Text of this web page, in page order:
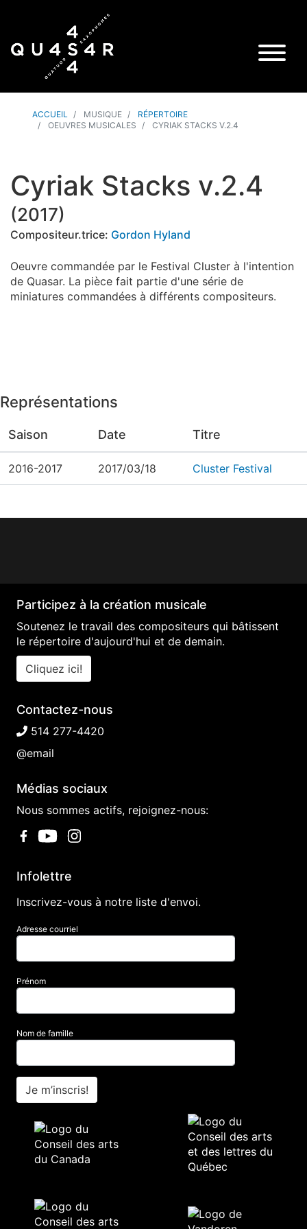
ACCUEIL MUSIQUE
RÉPERTOIRE
OEUVRES MUSICALES
CYRIAK STACKS V.2.4
Cyriak Stacks v.2.4
(2017)
Compositeur.trice: Gordon Hyland
Oeuvre commandée par le Festival Cluster à l'intention
de Quasar. La pièce fait partie d'une série de
miniatures commandées à différents compositeurs.
Représentations
Saison Date Titre
2016-2017 2017/03/18 Cluster Festival
Participez à la création musicale
Soutenez le travail des compositeurs qui bâtissent
le répertoire d'aujourd'hui et de demain.
Cliquez ici!
Contactez-nous
514 277-4420
@email
Médias sociaux
Nous sommes actifs, rejoignez-nous:
Infolettre
Inscrivez-vous à notre liste d'envoi.
Adresse courriel
Prénom
Nom de famille
Je m’inscris!